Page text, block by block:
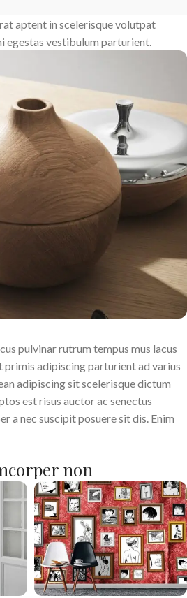
aptent in scelerisque volutpat
egestas vestibulum parturient.
pulvinar rutrum tempus mus lacus
primis adipiscing parturient ad varius
adipiscing sit scelerisque dictum
est risus auctor ac senectus
a nec suscipit posuere sit dis. Enim
non